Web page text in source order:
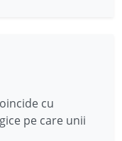
cu
pe care unii